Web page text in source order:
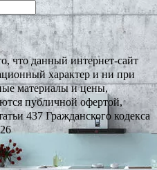
что данный интернет-сайт
характер и ни при
материалы и цены,
публичной офертой,
437 Гражданского кодекса